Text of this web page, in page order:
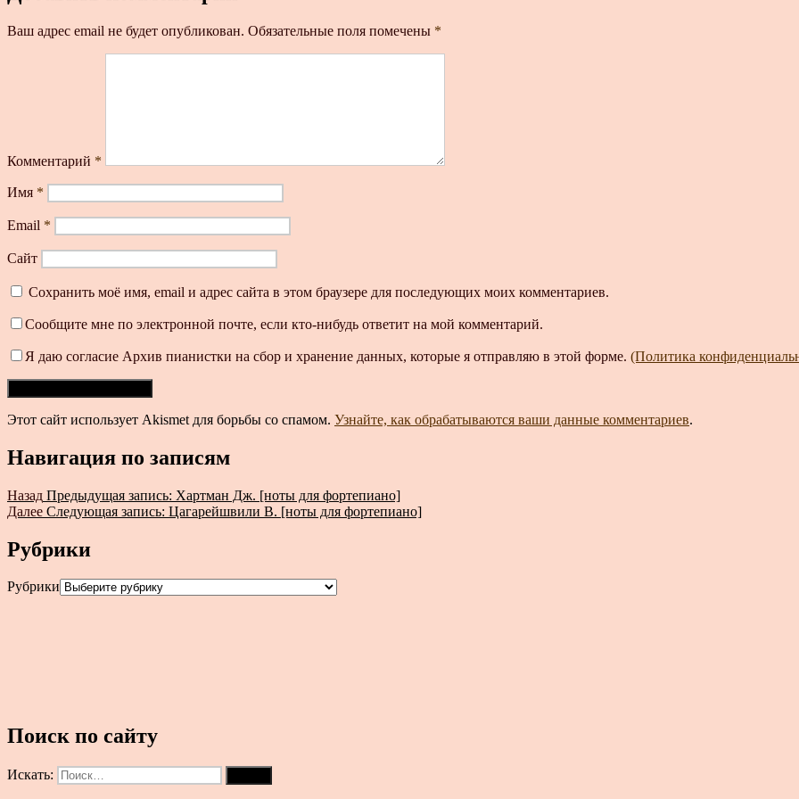
Ваш адрес email не будет опубликован. Обязательные поля помечены *
Комментарий *
Имя *
Email *
Сайт
Сохранить моё имя, email и адрес сайта в этом браузере для последующих моих комментариев.
Сообщите мне по электронной почте, если кто-нибудь ответит на мой комментарий.
Я даю согласие Архив пианистки на сбор и хранение данных, которые я отправляю в этой форме. (Политика
Этот сайт использует Akismet для борьбы со спамом. Узнайте, как обрабатываются ваши данные комментариев.
Навигация по записям
Назад Предыдущая запись: Хартман Дж. [ноты для фортепиано]
Далее Следующая запись: Цагарейшвили В. [ноты для фортепиано]
Рубрики
Рубрики
Поиск по сайту
Искать: